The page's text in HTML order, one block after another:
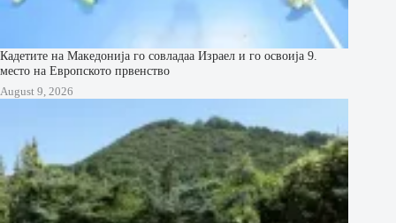
Кадетите на Македонија го совладаа Израел и го освоија 9.
место на Европското првенство
August 9, 2026